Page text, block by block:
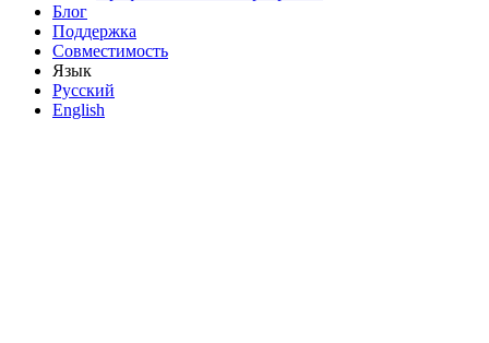
Блог
Поддержка
Совместимость
Язык
Русский
English